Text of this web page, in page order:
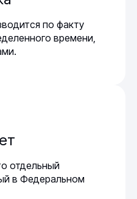
по факту
времени,
отдельный
в Федеральном